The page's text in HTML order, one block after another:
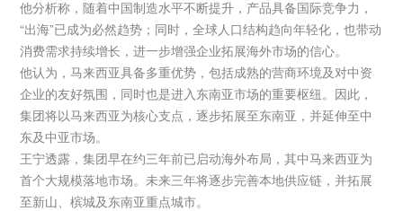
他分析称，随着中国制造水平不断提升，产品具备国际竞争力，
“出海”已成为必然趋势；同时，全球人口结构趋向年轻化，也带动
消费需求持续增长，进一步增强企业拓展海外市场的信心。
他认为，马来西亚具备多重优势，包括成熟的营商环境及对中资
企业的友好氛围，同时也是进入东南亚市场的重要枢纽。因此，
集团将以马来西亚为核心支点，逐步拓展至东南亚，并延伸至中
东及中亚市场。
王宁透露，集团早在约三年前已启动海外布局，其中马来西亚为
首个大规模落地市场。未来三年将逐步完善本地供应链，并拓展
至新山、槟城及东南亚重点城市。